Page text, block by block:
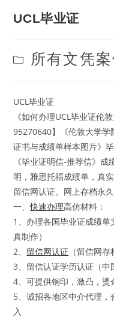
UCL毕业证
Post
category:
所有文凭案
UCL毕业证
《如何办理UCL毕业证伦
95270640】《伦敦大学学
证书与成绩单样本图片》
《毕业证明信-推荐信》
明，雅思托福成绩单，真
留信网认证。网上存档永久
一、快速办理高仿材料：
1、办理各国毕业证成绩
真制作）
2、 留信网认证 （留信网
3、留信认证学历认证（中
4、可提供钢印，激凸，
5、诚招各地区中介代理
入